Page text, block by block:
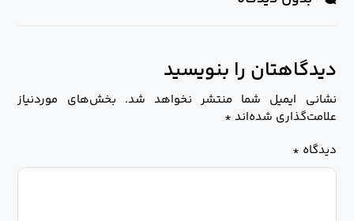
دیدگاهتان را بنویسید
نشانی ایمیل شما منتشر نخواهد شد. بخش‌های موردنیاز
علامت‌گذاری شده‌اند *
دیدگاه *